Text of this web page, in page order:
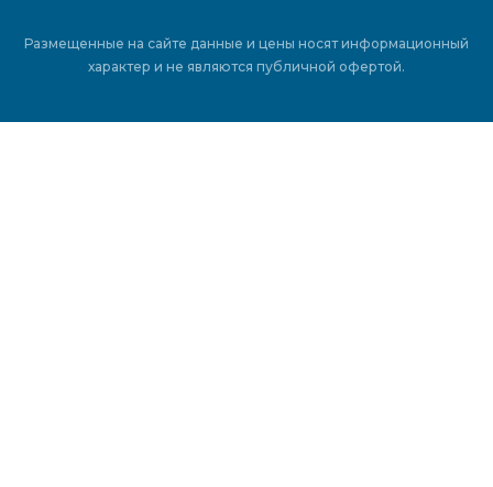
Размещенные на сайте данные и цены носят информационный
характер и не являются публичной офертой.